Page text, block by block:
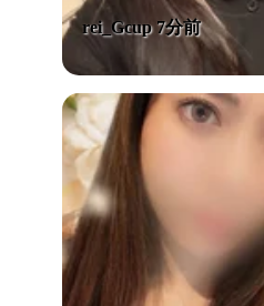
rei_Gcup 7分前